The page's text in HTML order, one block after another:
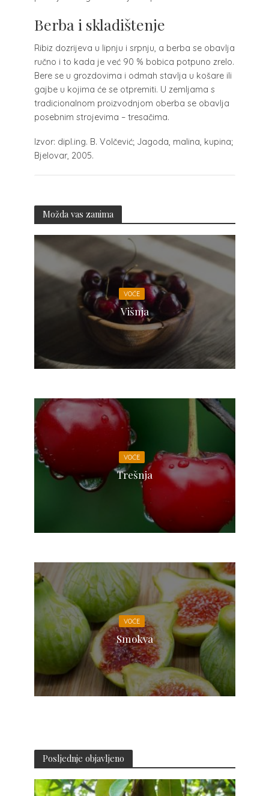
Berba i skladištenje
Ribiz dozrijeva u lipnju i srpnju, a berba se obavlja
ručno i to kada je već 90 % bobica potpuno zrelo.
Bere se u grozdovima i odmah stavlja u košare ili
gajbe u kojima će se otpremiti. U zemljama s
tradicionalnom proizvodnjom oberba se obavlja
posebnim strojevima – tresačima.
Izvor: dipl.ing. B. Volčević; Jagoda, malina, kupina;
Bjelovar, 2005.
Možda vas zanima
VOĆE
Višnja
VOĆE
Trešnja
VOĆE
Smokva
Posljednje objavljeno